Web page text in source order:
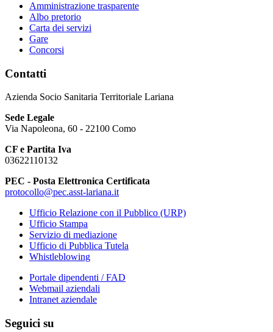
Amministrazione trasparente
Albo pretorio
Carta dei servizi
Gare
Concorsi
Contatti
Azienda Socio Sanitaria Territoriale Lariana
Sede Legale
Via Napoleona, 60 - 22100 Como
CF e Partita Iva
03622110132
PEC - Posta Elettronica Certificata
protocollo@pec.asst-lariana.it
Ufficio Relazione con il Pubblico (URP)
Ufficio Stampa
Servizio di mediazione
Ufficio di Pubblica Tutela
Whistleblowing
Portale dipendenti / FAD
Webmail aziendali
Intranet aziendale
Seguici su